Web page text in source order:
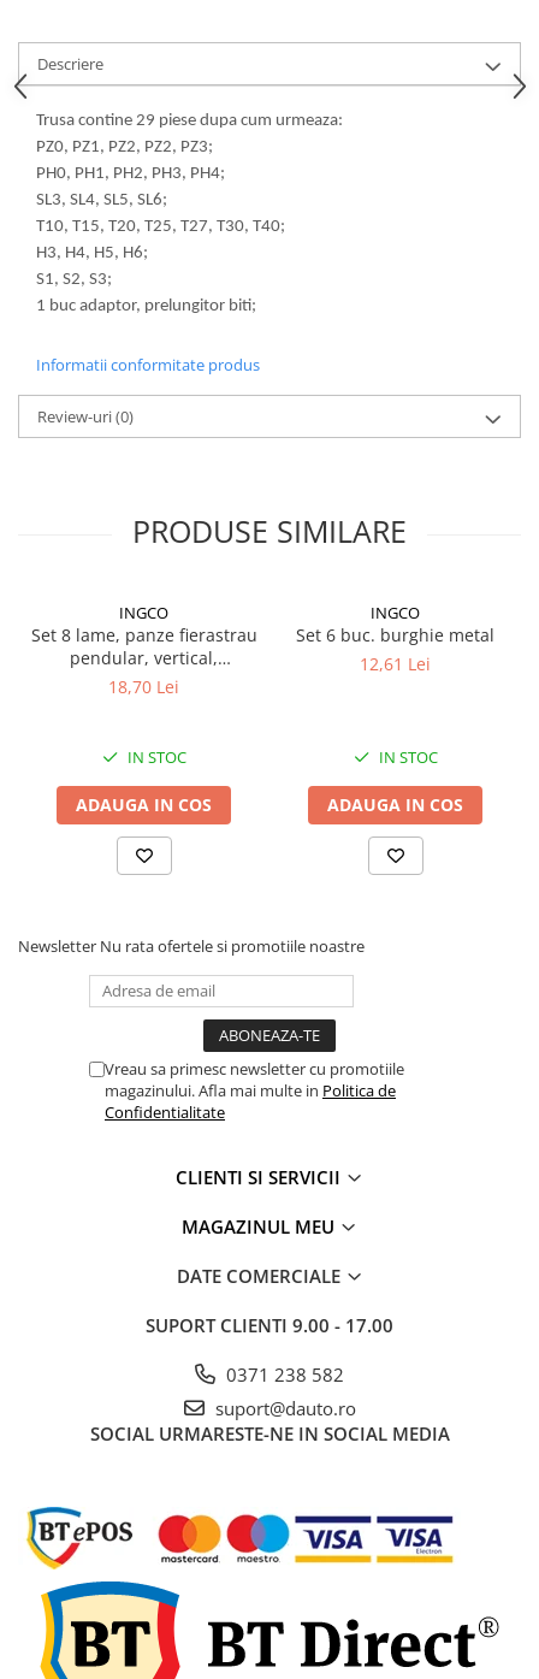
Tractoare
Lampi de ceata
Lampi Gabarit LED
Lampi gabarit auto si remorci
Lampi gabarit cu brat auto si
remorci
Lampi interior, Plafoniere
Lampi LED auto dedicate
Lampi numar Inmatriculare
Lampi Fata LED & Semnalizare
Lumini de Zi, DRL
Proiectoare suplimentare, Camion,
Off Road
Proiectoare Full LED
Autocolante reflectorizante si
fluorescente
Avertizare sonora
Benzi si placi reflectorizante
Girofaruri auto si camion
Goarne / Trompete Pneumatice
Kituri Instalare Goarne
Rampe luminoase girofar
Suporturi pentru girofare auto si
Capace piulite
Oglinzi auto
Parasolare Camion – Cabina si
Accesorii
Protectii si pasaje roti
Reclame Luminoase
Descriere
Trusa contine 29 piese dupa cum urmeaza:
PZ0, PZ1, PZ2, PZ2, PZ3;
PH0, PH1, PH2, PH3, PH4;
SL3, SL4, SL5, SL6;
T10, T15, T20, T25, T27, T30, T40;
H3, H4, H5, H6;
S1, S2, S3;
1 buc adaptor, prelungitor biti;
Informatii conformitate produs
Review-uri(0)
PRODUSE SIMILARE
INGCO
Set 8 lame, panze fierastrau
pendular, vertical,
aluminiu, lemn, metal
18,70 Lei
IN STOC
ADAUGA IN COS
INGCO
Set 6 buc. burghie metal
12,61 Lei
IN STOC
ADAUGA IN COS
Newsletter Nu rata ofertele si promotiile noastre
Vreau sa primesc newsletter cu promotiile
magazinului. Afla mai multe in Politica de
Confidentialitate
CLIENTI SI SERVICII
MAGAZINUL MEU
DATE COMERCIALE
SUPORT CLIENTI 9.00 - 17.00
0371 238 582
suport@dauto.ro
SOCIAL URMARESTE-NE IN SOCIAL MEDIA